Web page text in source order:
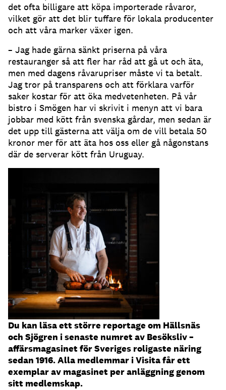
det ofta billigare att köpa importerade råvaror,
vilket gör att det blir tuffare för lokala producenter
och att våra marker växer igen.
– Jag hade gärna sänkt priserna på våra
restauranger så att fler har råd att gå ut och äta,
men med dagens råvarupriser måste vi ta betalt.
Jag tror på transparens och att förklara varför
saker kostar för att öka medvetenheten. På vår
bistro i Smögen har vi skrivit i menyn att vi bara
jobbar med kött från svenska gårdar, men sedan är
det upp till gästerna att välja om de vill betala 50
kronor mer för att äta hos oss eller gå någonstans
där de serverar kött från Uruguay.
Du kan läsa ett större reportage om Hällsnäs
och Sjögren i senaste numret av Besöksliv –
affärsmagasinet för Sveriges roligaste näring
sedan 1916. Alla medlemmar i Visita får ett
exemplar av magasinet per anläggning genom
sitt medlemskap.